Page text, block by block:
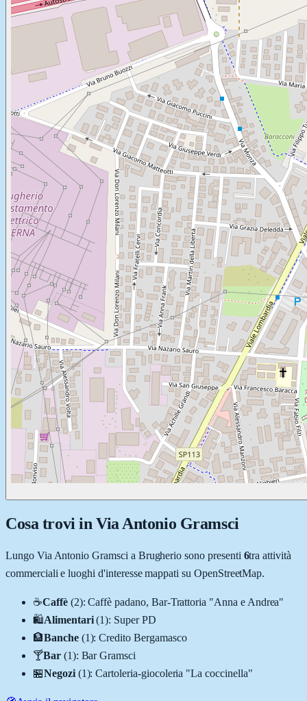
Cosa trovi in Via Antonio Gramsci
Lungo Via Antonio Gramsci a Brugherio sono presenti 6tra attività
commerciali e luoghi d'interesse mappati su OpenStreetMap.
☕Caffè (2):Caffè padano, Bar-Trattoria "Anna e Andrea"
🛍️Alimentari (1): Super PD
🏦Banche (1):Credito Bergamasco
🍸Bar (1): Bar Gramsci
🏪Negozi (1):Cartoleria-giocoleria "La coccinella"